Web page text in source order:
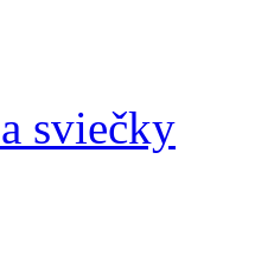
sviečky